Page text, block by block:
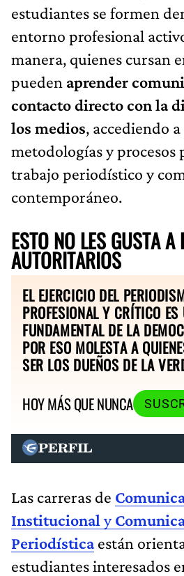
estudiantes se formen
entorno profesional
manera, quienes cursan
pueden aprender
contacto directo con la
los medios, accediendo
metodologías y procesos
trabajo periodístico y
contemporáneo.
ESTO NO LES GUSTA A
AUTORITARIOS
EL EJERCICIO DEL
PROFESIONAL Y CRÍTICO
FUNDAMENTAL DE LA
POR ESO MOLESTA A
SER LOS DUEÑOS DE LA
HOY MÁS QUE NUNCA
Las carreras de
Institucional y
Periodísticaestán
estudiantes interesados